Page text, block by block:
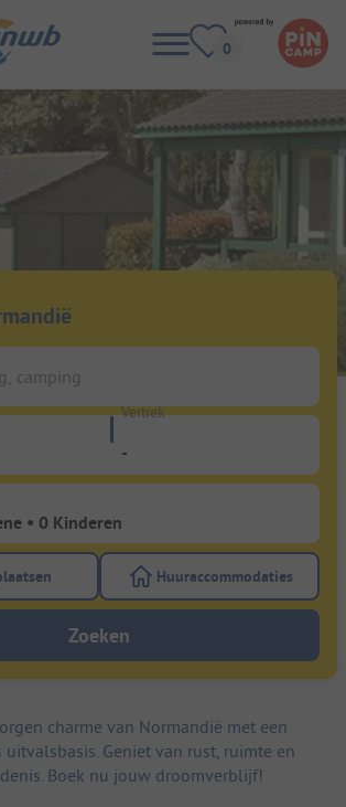
Vertrek
-
de filterknop staanplaatsen om te zoeken
Gebruik de
Huuraccommodaties
Zoeken
charme van Normandië met een
Geniet van rust, ruimte en
Boek nu jouw droomverblijf!